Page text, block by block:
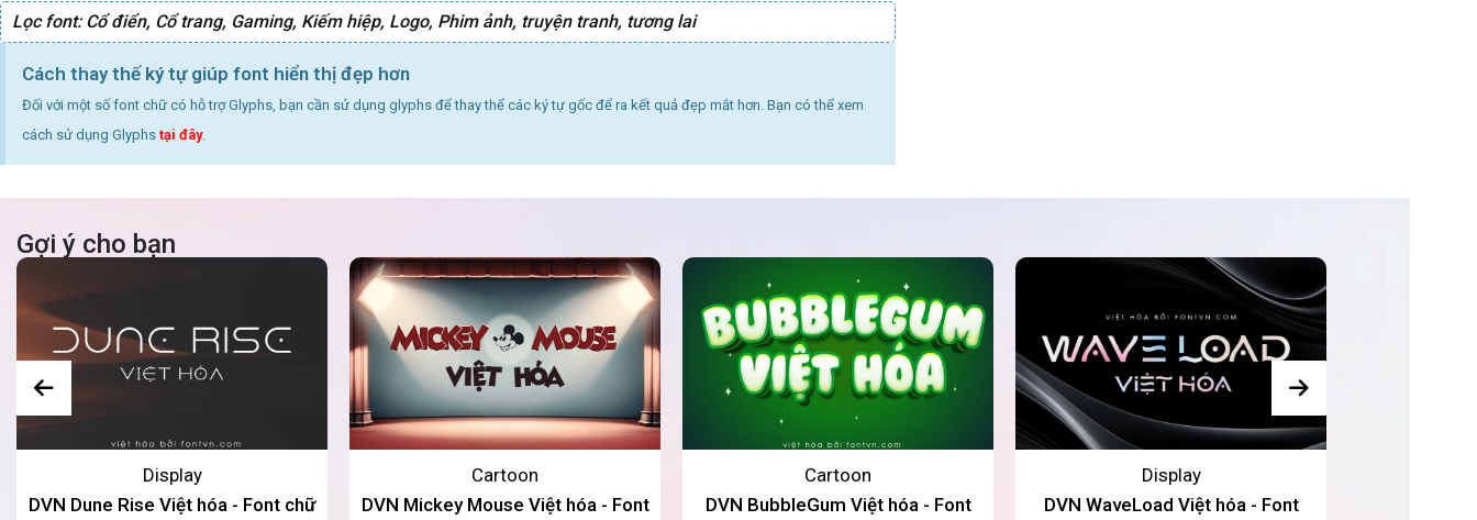
Lọc font: Cổ điển, Cổ trang, Gaming, Kiếm hiệp, Logo, Phim ảnh, truyện tranh, tương lai
Cách thay thế ký tự giúp font hiển thị đẹp hơn
Đối với một số font chữ có hỗ trợ Glyphs, bạn cần sử dụng glyphs để thay thể các ký tự gốc để ra kết quả đẹp mắt hơn. Bạn có thể xem
cách sử dụng Glyphs tại đây.
Gợi ý cho bạn
Display
DVN Dune Rise Việt hóa - Font chữ
Cartoon
DVN Mickey Mouse Việt hóa - Font
Cartoon
DVN BubbleGum Việt hóa - Font
Display
DVN WaveLoad Việt hóa - Font